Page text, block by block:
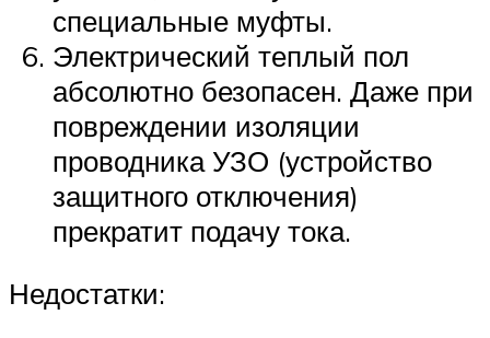
специальные муфты.
Электрический теплый пол
абсолютно безопасен. Даже при
повреждении изоляции
проводника УЗО (устройство
защитного отключения)
прекратит подачу тока.
Недостатки: